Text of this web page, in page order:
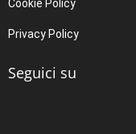
Cookie Policy
Privacy Policy
Seguici su